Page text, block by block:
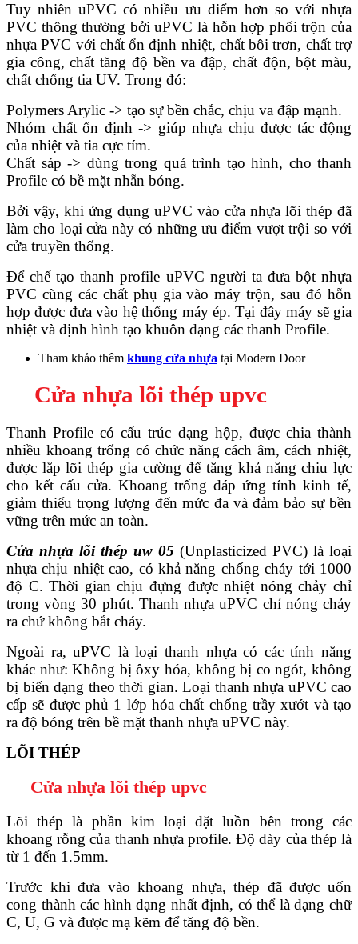
Giới thiệu công ty
Giới thiệu CEO
Hồ sơ năng lực
Tuy nhiên uPVC có nhiều ưu điểm hơn so với nhựa
PVC thông thường bởi uPVC là hỗn hợp phối trộn của
nhựa PVC với chất ổn định nhiệt, chất bôi trơn, chất trợ
gia công, chất tăng độ bền va đập, chất độn, bột màu,
chất chống tia UV. Trong đó:
Polymers Arylic -> tạo sự bền chắc, chịu va đập mạnh.
Nhóm chất ổn định -> giúp nhựa chịu được tác động
của nhiệt và tia cực tím.
Chất sáp -> dùng trong quá trình tạo hình, cho thanh
Profile có bề mặt nhẵn bóng.
Bởi vậy, khi ứng dụng uPVC vào cửa nhựa lõi thép đã
làm cho loại cửa này có những ưu điểm vượt trội so với
cửa truyền thống.
Để chế tạo thanh profile uPVC người ta đưa bột nhựa
PVC cùng các chất phụ gia vào máy trộn, sau đó hỗn
hợp được đưa vào hệ thống máy ép. Tại đây máy sẽ gia
nhiệt và định hình tạo khuôn dạng các thanh Profile.
Tham khảo thêm khung cửa nhựa tại Modern Door
Cửa nhựa lõi thép upvc
Thanh Profile có cấu trúc dạng hộp, được chia thành
nhiều khoang trống có chức năng cách âm, cách nhiệt,
được lắp lõi thép gia cường để tăng khả năng chiu lực
cho kết cấu cửa. Khoang trống đáp ứng tính kinh tế,
giảm thiểu trọng lượng đến mức đa và đảm bảo sự bền
vững trên mức an toàn.
Cửa nhựa lõi thép uw 05 (Unplasticized PVC) là loại
nhựa chịu nhiệt cao, có khả năng chống cháy tới 1000
độ C. Thời gian chịu đựng được nhiệt nóng chảy chỉ
trong vòng 30 phút. Thanh nhựa uPVC chỉ nóng chảy
ra chứ không bắt cháy.
Ngoài ra, uPVC là loại thanh nhựa có các tính năng
khác như: Không bị ôxy hóa, không bị co ngót, không
bị biến dạng theo thời gian. Loại thanh nhựa uPVC cao
cấp sẽ được phủ 1 lớp hóa chất chống trầy xướt và tạo
ra độ bóng trên bề mặt thanh nhựa uPVC này.
LÕI THÉP
Cửa nhựa lõi thép upvc
Lõi thép là phần kim loại đặt luồn bên trong các
khoang rỗng của thanh nhựa profile. Độ dày của thép là
từ 1 đến 1.5mm.
Trước khi đưa vào khoang nhựa, thép đã được uốn
cong thành các hình dạng nhất định, có thể là dạng chữ
C, U, G và được mạ kẽm để tăng độ bền.